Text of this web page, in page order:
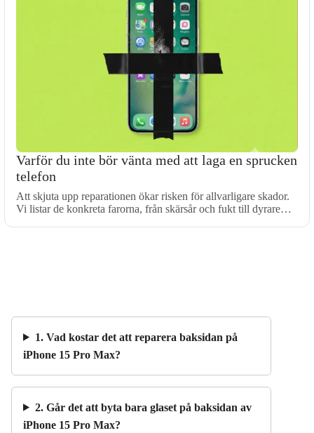
Varför du inte bör vänta med att laga en sprucken
telefon
Att skjuta upp reparationen ökar risken för allvarligare skador.
Vi listar de konkreta farorna, från skärsår och fukt till dyrare…
1. Vad kostar det att reparera baksidan på
iPhone 15 Pro Max?
2. Går det att byta bara glaset på baksidan av
iPhone 15 Pro Max?